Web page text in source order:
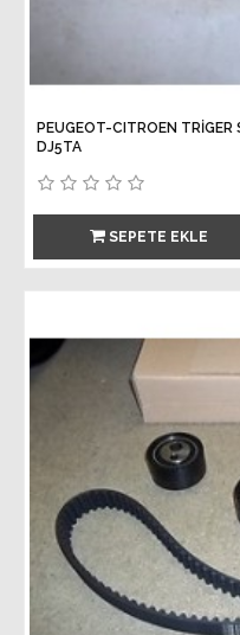
PEUGEOT-CITROEN
DJ5TA
SEPETE EKLE